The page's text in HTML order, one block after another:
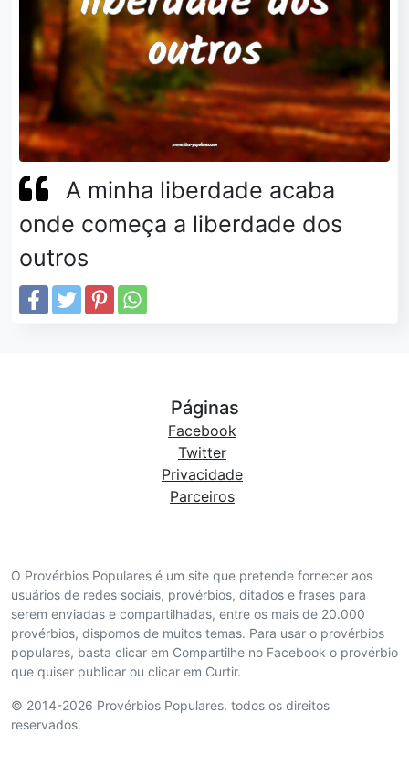
A minha liberdade acaba
onde começa a liberdade dos
outros
O Provérbios Populares é um site que pretende fornecer aos
usuários de redes sociais, provérbios, ditados e frases para
serem enviadas e compartilhadas, entre os mais de 20.000
provérbios, dispomos de muitos temas. Para usar o provérbios
populares, basta clicar em Compartilhe no Facebook o provérbio
que quiser publicar ou clicar em Curtir.
© 2014-2026 Provérbios Populares. todos os direitos
reservados.
Páginas
Facebook
Twitter
Privacidade
Parceiros